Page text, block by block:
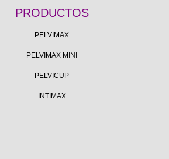
PRODUCTOS
PELVIMAX
PELVIMAX MINI
PELVICUP
INTIMAX